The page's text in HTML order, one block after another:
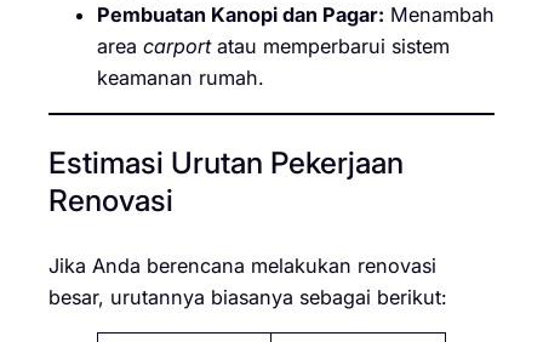
Pembuatan Kanopi dan Pagar: Menambah
area carportatau memperbarui sistem
keamanan rumah.
Estimasi Urutan Pekerjaan
Renovasi
Jika Anda berencana melakukan renovasi
besar, urutannya biasanya sebagai berikut: